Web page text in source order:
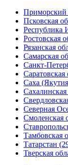
Приморский
Псковская
Республика
Ростовская
Рязанская
Самарская
Санкт-
Саратовская
Саха
Сахалинская
Северная
Смоленская
Тамбовская
Татарстан
Тверская